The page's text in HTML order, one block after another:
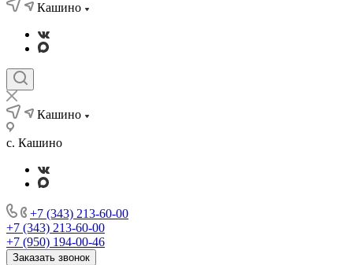
Кашино
Кашино
с. Кашино
+7 (343) 213-60-00
+7 (343) 213-60-00
+7 (950) 194-00-46
Заказать звонок